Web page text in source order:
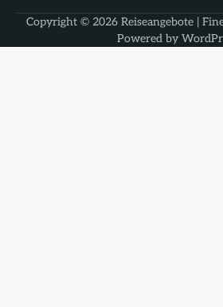
Copyright © 2026 Reiseangebote |
Powered by